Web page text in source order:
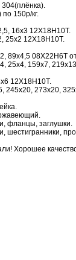
150р/кг.
16х3 12Х18Н10Т.
25х2 12Х18Н10Т.
89х4,5 08Х22Н6Т от
25х4, 159х7,
12Х18Н10Т.
273х20,
фланцы, заглушки.
шестигранники,
Хорошее